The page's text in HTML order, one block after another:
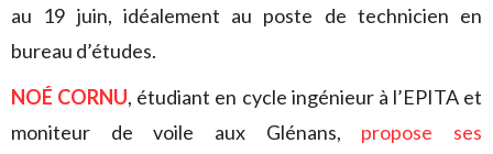
au 19 juin, idéalement au poste de technicien en
bureau d’études.
NOÉ CORNU, étudiant en cycle ingénieur à l’EPITA et
moniteur de voile aux Glénans, propose ses